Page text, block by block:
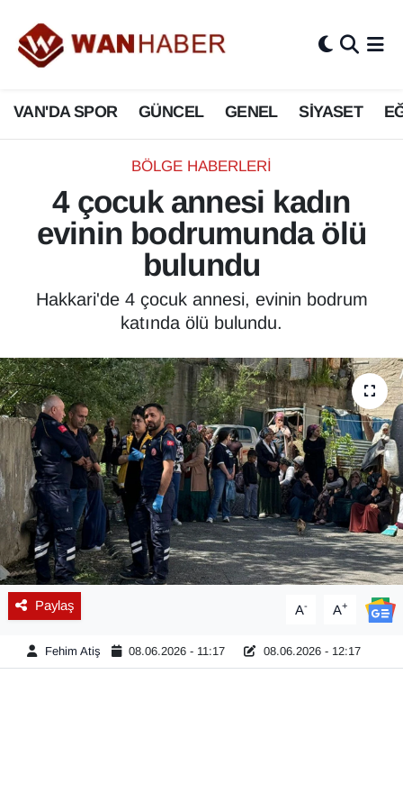
VAN'DA SPOR GÜNCEL GENEL SİYASET
BÖLGE HABERLERI
4 çocuk annesi kadın
evinin bodrumunda ölü
bulundu
Hakkari'de 4 çocuk annesi, evinin bodrum
katında ölü bulundu.
Paylaş A- A+
Fehim Atiş 08.06.2026 - 11:17 08.06.2026 - 12:17
3.SAYFA
ASAYİŞ
BİLİM VE TEKNOLOJİ
Biyografi
Bölge Haberleri
ÇEVRE
Dernekler, Odalar
Diğer
DÜNYA
EĞİTİM
EKONOMİ
Eleman
Emlak
Van Nöbetçi Eczaneler
Van Hava Durumu
Van Namaz Vakitleri
Van Trafik Yoğunluk Haritası
Süper Lig Puan Durumu ve Fikstür
Tüm Manşetler
Haber Arşivi